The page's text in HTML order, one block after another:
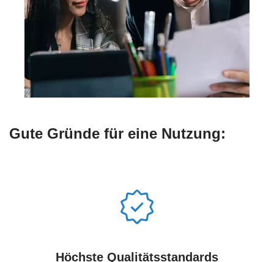
Gute Gründe für eine Nutzung:
Höchste Qualitätsstandards